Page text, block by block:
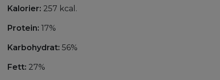
Kalorier: 257 kcal.
Protein: 17%
Karbohydrat: 56%
Fett: 27%